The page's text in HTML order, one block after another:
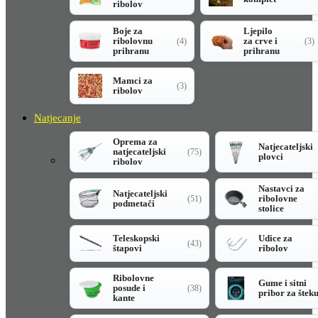
ribolov
Boje za
ribolovnu
prihranu
(4)
Ljepilo
za crve i
prihranu
(3)
Mamci za
ribolov
(3)
Natjecanje
Oprema za
natjecateljski
ribolov
(75)
Natjecateljski
plovci
Natjecateljski
podmetači
(51)
Nastavci za
ribolovne
stolice
Teleskopski
štapovi
(43)
Udice za
ribolov
Ribolovne
posude i
kante
(38)
Gume i sitni
pribor za šteku